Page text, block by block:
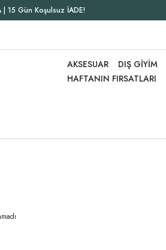
| 15 Gün Koşulsuz İADE!
AKSESUAR DIŞ GİYİM
HAFTANIN FIRSATLARI